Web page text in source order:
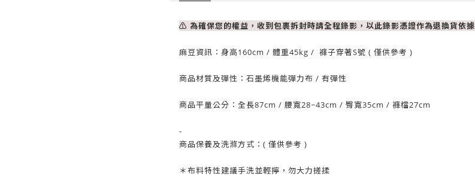
⚠ 為確保您的權益，收到包裹拆封時請全程錄影，以此錄影憑證作為退換貨依據
麻豆資訊：身高160cm / 體重45kg / 褲子穿著S號 ( 僅供參考 )
商品材質及彈性：石墨烯機能彈力布 / 有彈性
商品平量公分：全長87cm / 腰寬28~43cm / 臀寬35cm / 褲檔27cm
-
商品保養及洗滌方式：( 僅供參考 )
＊布料特性建議手洗並輕擰 ，勿大力搓揉